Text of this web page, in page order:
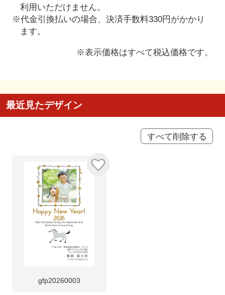
利用いただけません。
※代金引換払いの場合、決済手数料330円がかかり
ます。
※表示価格はすべて税込価格です。
最近見たデザイン
すべて削除する
gfp20260003